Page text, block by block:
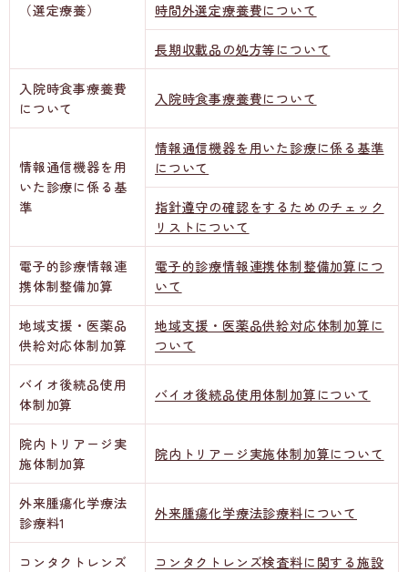
（選定療養）
時間外選定療養費について
長期収載品の処方等について
入院時食事療養費
について
入院時食事療養費について
情報通信機器を用
いた診療に係る基
準
情報通信機器を用いた診療に係る基準
について
指針遵守の確認をするためのチェック
リストについて
電子的診療情報連
携体制整備加算
電子的診療情報連携体制整備加算につ
いて
地域支援・医薬品
供給対応体制加算
地域支援・医薬品供給対応体制加算に
ついて
バイオ後続品使用
体制加算
バイオ後続品使用体制加算について
院内トリアージ実
施体制加算
院内トリアージ実施体制加算について
外来腫瘍化学療法
診療料1
外来腫瘍化学療法診療料について
コンタクトレンズ
コンタクトレンズ検査料に関する施設